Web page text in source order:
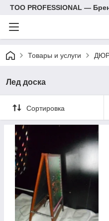
ТОО PROFESSIONAL —
Товары и услуги
Лед доска
Сортировка